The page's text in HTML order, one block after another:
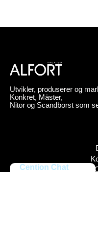
Utvikler, produserer og
Konkret, Mäster,
Nitor og Scandborst som
Cention Chat